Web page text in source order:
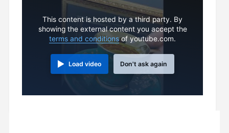
This content is hosted by a third party. By
showing the external content you accept the
terms and conditionsof youtube.com.
Load video Don't ask again